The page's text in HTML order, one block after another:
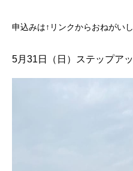
申込みは↑リンクからおねがい
5月31日（日）ステップア